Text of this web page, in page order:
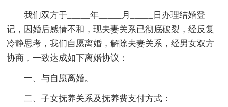
我们双方于_____年_____月_____日办理结婚登
记，因婚后感情不和，现夫妻关系已彻底破裂，经反复
冷静思考，我们自愿离婚，解除夫妻关系，经男女双方
协商，一致达成如下离婚协议：
一、与自愿离婚。
二、子女抚养关系及抚养费支付方式：